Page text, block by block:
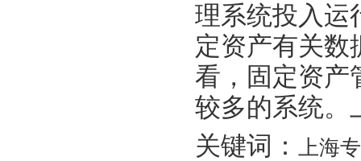
理系统投入运
定资产有关数
看，固定资产
较多的系统。
关键词： 上海